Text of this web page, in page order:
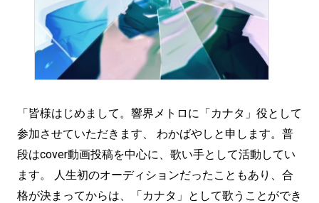
「皆様はじめまして。響界メトロに「カナタ」役として
参加させていただきます、 わかばやしと申します。普
段はcover動画投稿を中心に、歌い手として活動してい
ます。 人生初のオーディションだったこともあり、合
格が決まってからは、「カナタ」として歌うことができ